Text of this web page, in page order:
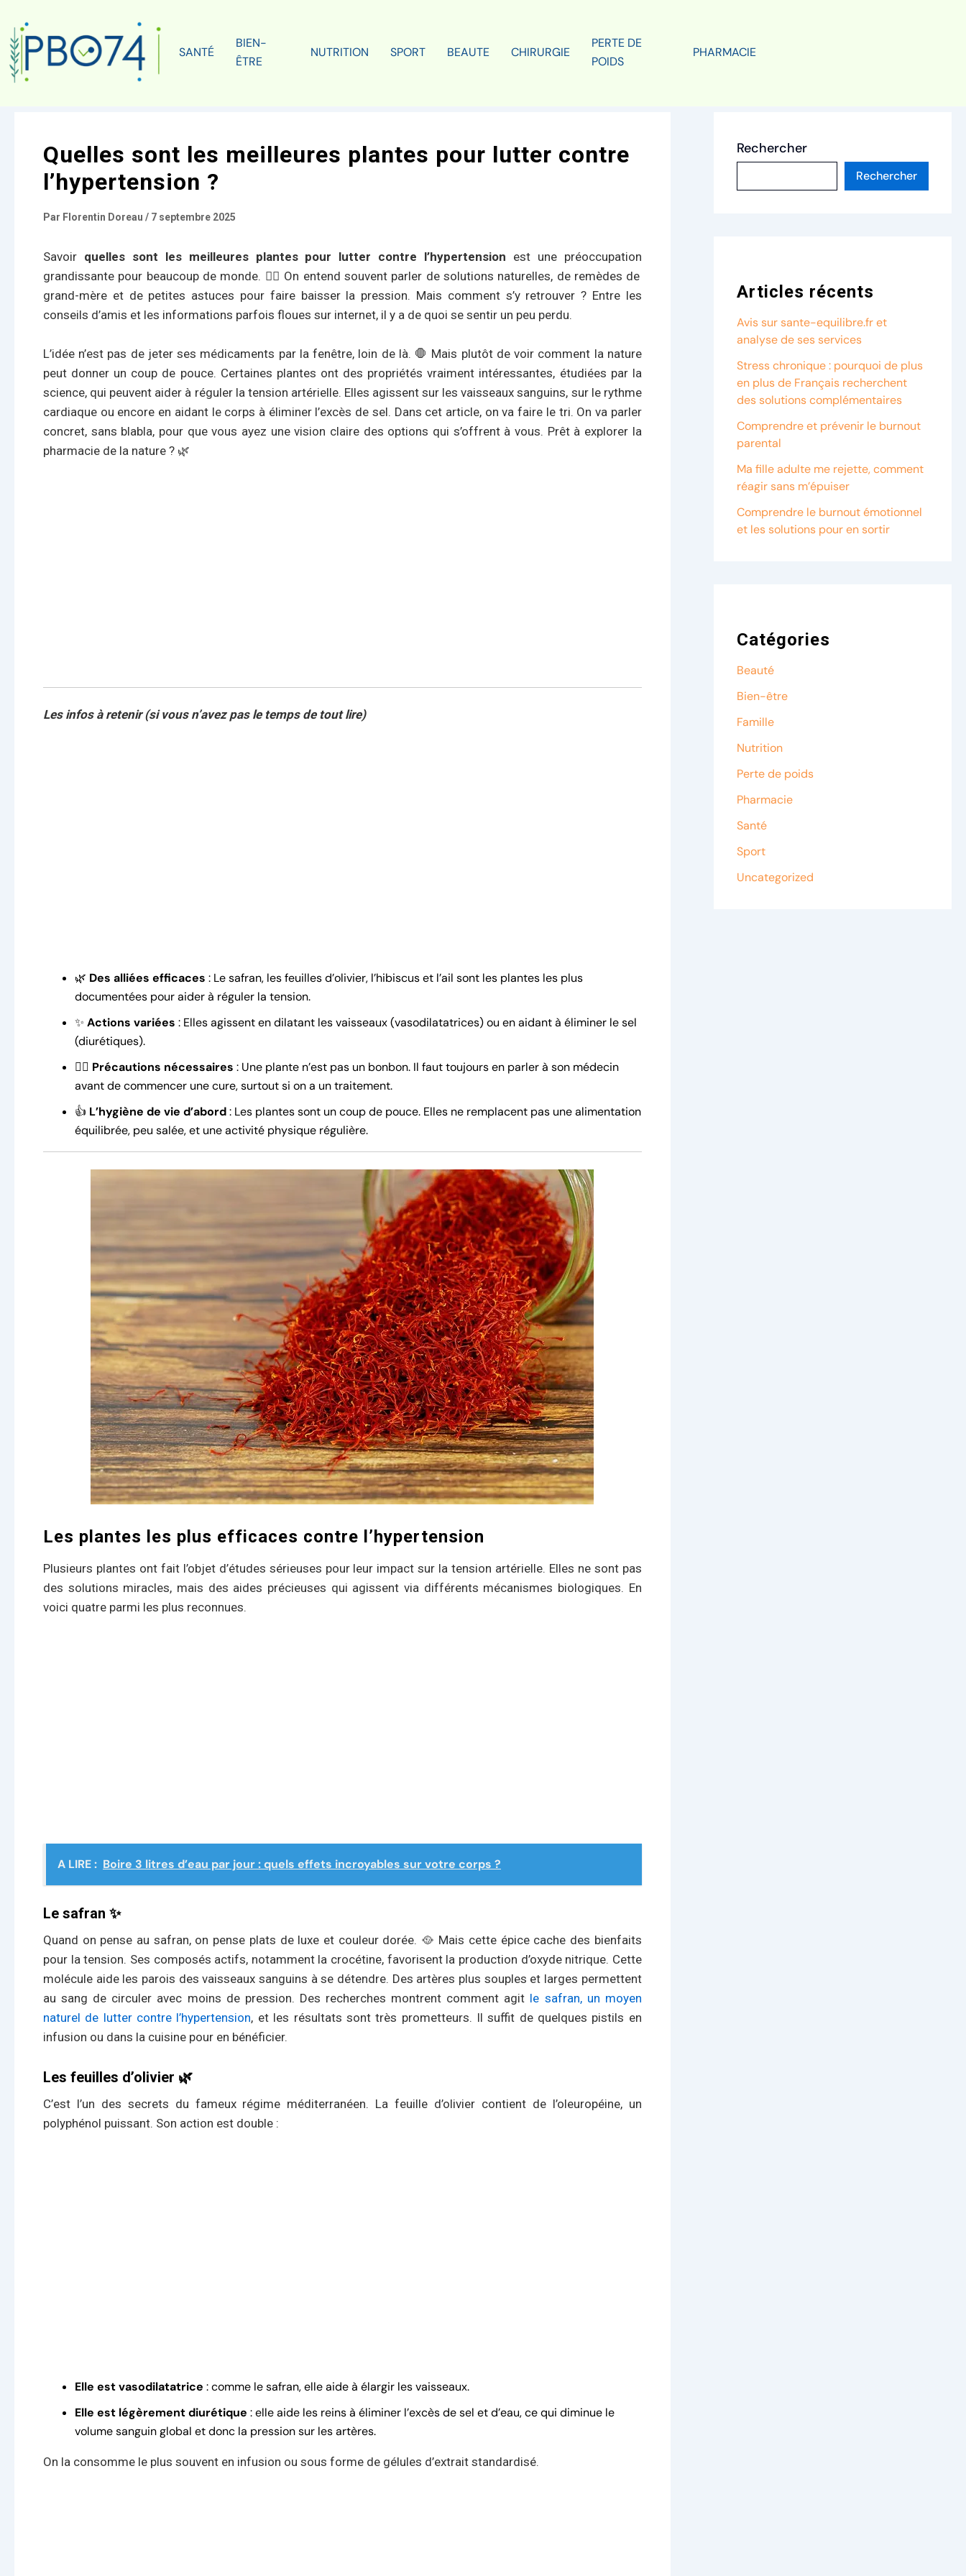
SANTÉ
BIEN-
ÊTRE
NUTRITION SPORT BEAUTE CHIRURGIE
PERTE DE
POIDS
PHARMACIE
Quelles sont les meilleures plantes pour lutter contre
l’hypertension ?
Par Florentin Doreau / 7 septembre 2025
Savoir quelles sont les meilleures plantes pour lutter contre l’hypertension est une préoccupation
grandissante pour beaucoup de monde. 🙋‍♀️ On entend souvent parler de solutions naturelles, de remèdes de
grand-mère et de petites astuces pour faire baisser la pression. Mais comment s’y retrouver ? Entre les
conseils d’amis et les informations parfois floues sur internet, il y a de quoi se sentir un peu perdu.
L’idée n’est pas de jeter ses médicaments par la fenêtre, loin de là. 🛑 Mais plutôt de voir comment la nature
peut donner un coup de pouce. Certaines plantes ont des propriétés vraiment intéressantes, étudiées par la
science, qui peuvent aider à réguler la tension artérielle. Elles agissent sur les vaisseaux sanguins, sur le rythme
cardiaque ou encore en aidant le corps à éliminer l’excès de sel. Dans cet article, on va faire le tri. On va parler
concret, sans blabla, pour que vous ayez une vision claire des options qui s’offrent à vous. Prêt à explorer la
pharmacie de la nature ? 🌿
Les infos à retenir (si vous n’avez pas le temps de tout lire)
🌿 Des alliées efficaces : Le safran, les feuilles d’olivier, l’hibiscus et l’ail sont les plantes les plus
documentées pour aider à réguler la tension.
✨ Actions variées : Elles agissent en dilatant les vaisseaux (vasodilatatrices) ou en aidant à éliminer le sel
(diurétiques).
🧑‍⚕️ Précautions nécessaires : Une plante n’est pas un bonbon. Il faut toujours en parler à son médecin
avant de commencer une cure, surtout si on a un traitement.
👍 L’hygiène de vie d’abord: Les plantes sont un coup de pouce. Elles ne remplacent pas une alimentation
équilibrée, peu salée, et une activité physique régulière.
Les plantes les plus efficaces contre l’hypertension
Plusieurs plantes ont fait l’objet d’études sérieuses pour leur impact sur la tension artérielle. Elles ne sont pas
des solutions miracles, mais des aides précieuses qui agissent via différents mécanismes biologiques. En
voici quatre parmi les plus reconnues.
A LIRE : Boire 3 litres d’eau par jour : quels effets incroyables sur votre corps ?
Le safran ✨
Quand on pense au safran, on pense plats de luxe et couleur dorée. 🥘 Mais cette épice cache des bienfaits
pour la tension. Ses composés actifs, notamment la crocétine, favorisent la production d’oxyde nitrique. Cette
molécule aide les parois des vaisseaux sanguins à se détendre. Des artères plus souples et larges permettent
au sang de circuler avec moins de pression. Des recherches montrent comment agit le safran, un moyen
naturel de lutter contre l’hypertension, et les résultats sont très prometteurs. Il suffit de quelques pistils en
infusion ou dans la cuisine pour en bénéficier.
Les feuilles d’olivier 🌿
C’est l’un des secrets du fameux régime méditerranéen. La feuille d’olivier contient de l’oleuropéine, un
polyphénol puissant. Son action est double :
Elle est vasodilatatrice : comme le safran, elle aide à élargir les vaisseaux.
Elle est légèrement diurétique : elle aide les reins à éliminer l’excès de sel et d’eau, ce qui diminue le
volume sanguin global et donc la pression sur les artères.
On la consomme le plus souvent en infusion ou sous forme de gélules d’extrait standardisé.
Rechercher
Rechercher
Articles récents
Avis sur sante-equilibre.fr et
analyse de ses services
Stress chronique : pourquoi de plus
en plus de Français recherchent
des solutions complémentaires
Comprendre et prévenir le burnout
parental
Ma fille adulte me rejette, comment
réagir sans m’épuiser
Comprendre le burnout émotionnel
et les solutions pour en sortir
Catégories
Beauté
Bien-être
Famille
Nutrition
Perte de poids
Pharmacie
Santé
Sport
Uncategorized